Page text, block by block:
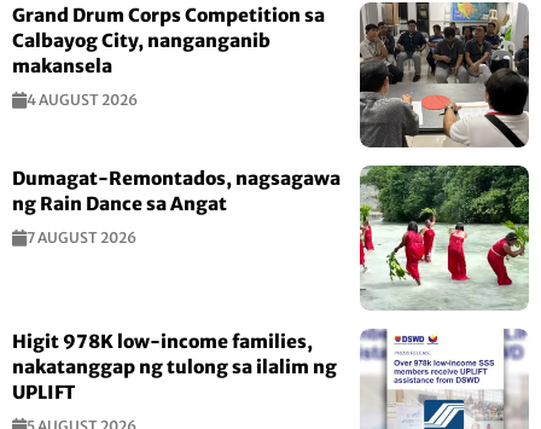
Grand Drum Corps Competition sa
Calbayog City, nanganganib
makansela
4 AUGUST 2026
Dumagat-Remontados, nagsagawa
ng Rain Dance sa Angat
7 AUGUST 2026
Higit 978K low-income families,
nakatanggap ng tulong sa ilalim ng
UPLIFT